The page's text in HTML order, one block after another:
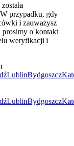
przypadku, gdy
i zauważysz
prosimy o kontakt
weryfikacji i
LublinBydgoszcz
LublinBydgoszcz